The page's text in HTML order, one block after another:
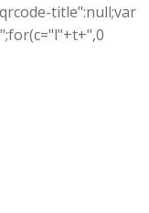
title":null;var